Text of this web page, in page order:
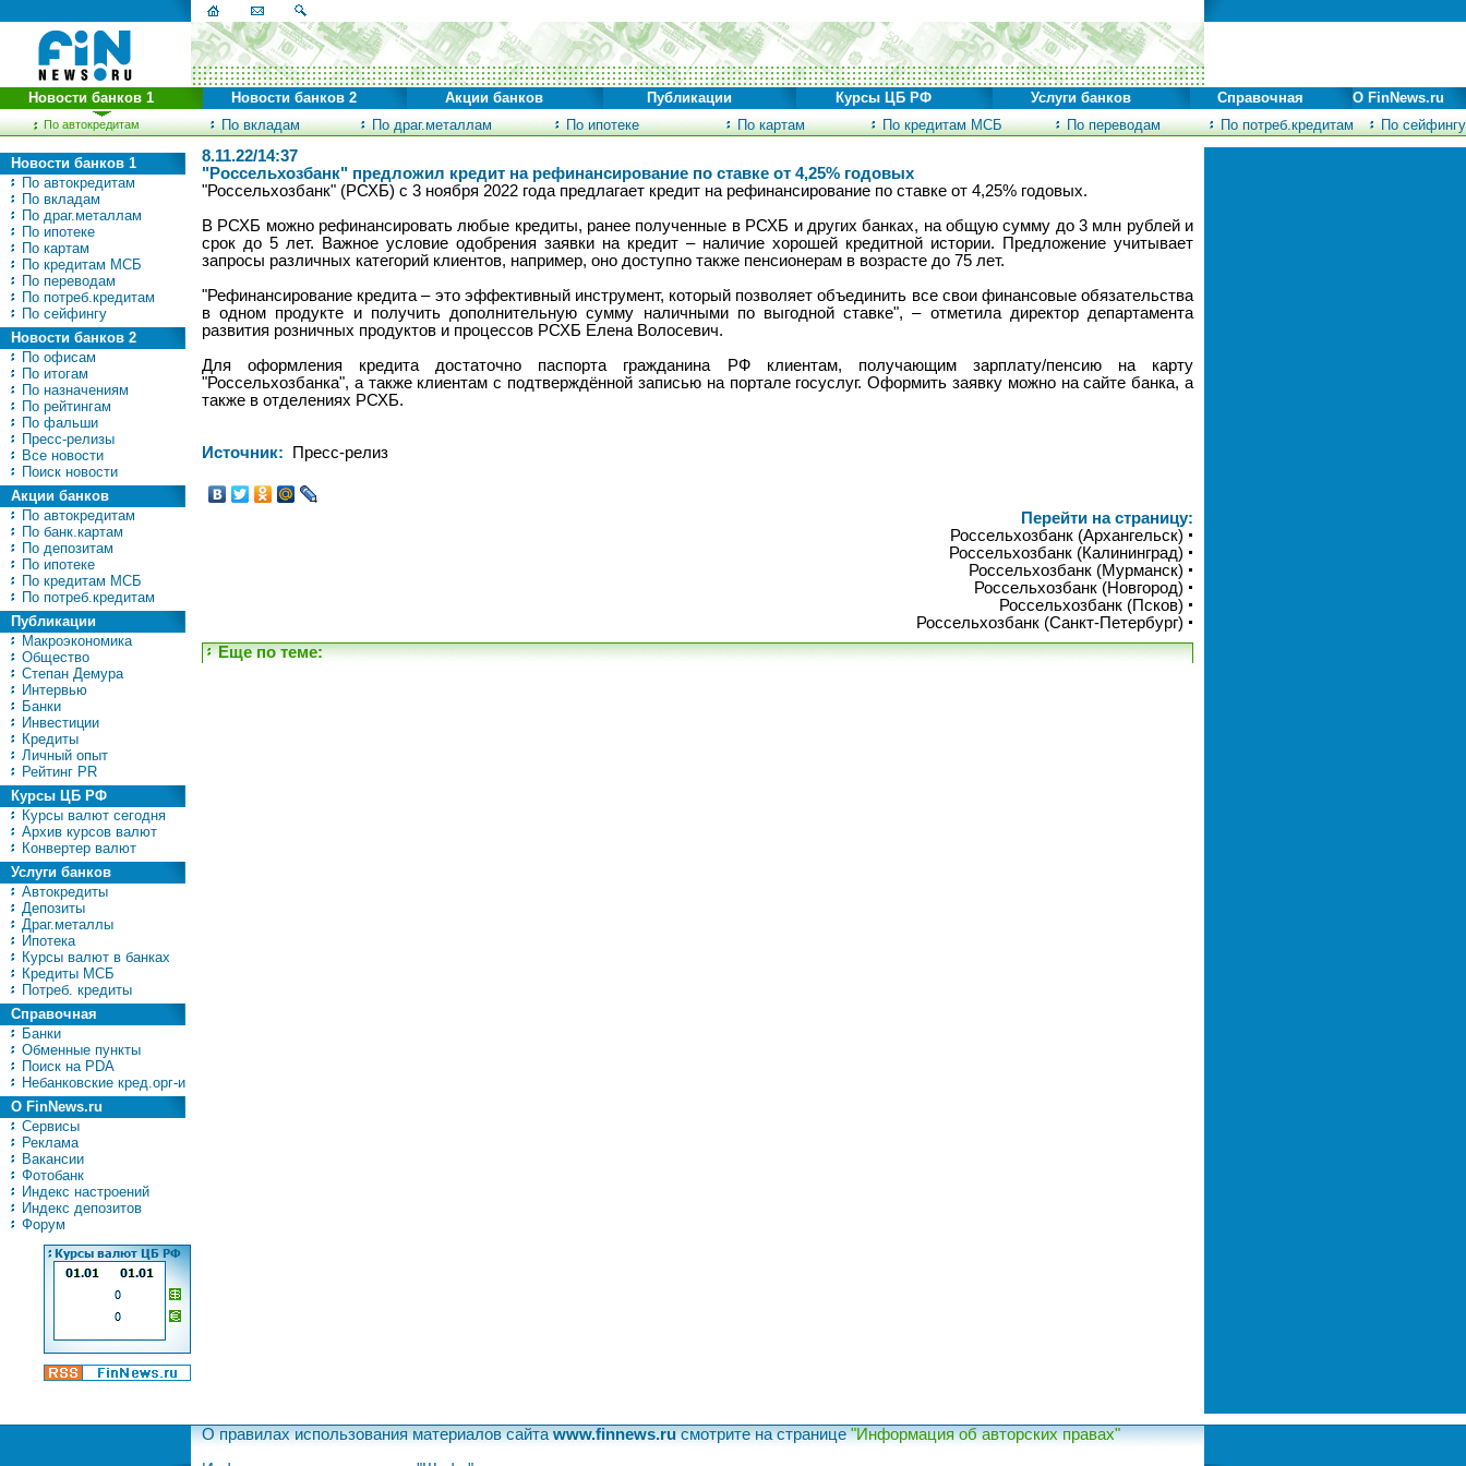
По автокредитам По вкладам По драг.металлам По ипотеке По картам По кредитам МСБ По переводам По потреб.кредитам По сейфингу
Новости банков 1 Новости банков 2 Акции банков Публикации Курсы ЦБ РФ Услуги банков Справочная О FinNews.ru
Новости банков 1
По автокредитам
По вкладам
По драг.металлам
По ипотеке
По картам
По кредитам МСБ
По переводам
По потреб.кредитам
По сейфингу
Новости банков 2
По офисам
По итогам
По назначениям
По рейтингам
По фальши
Пресс-релизы
Все новости
Поиск новости
Акции банков
По автокредитам
По банк.картам
По депозитам
По ипотеке
По кредитам МСБ
По потреб.кредитам
Публикации
Макроэкономика
Общество
Степан Демура
Интервью
Банки
Инвестиции
Кредиты
Личный опыт
Рейтинг PR
Курсы ЦБ РФ
Курсы валют сегодня
Архив курсов валют
Конвертер валют
Услуги банков
Автокредиты
Депозиты
Драг.металлы
Ипотека
Курсы валют в банках
Кредиты МСБ
Потреб. кредиты
Справочная
Банки
Обменные пункты
Поиск на PDA
Небанковские кред.орг-и
О FinNews.ru
Сервисы
Реклама
Вакансии
Фотобанк
Индекс настроений
Индекс депозитов
Форум
8.11.22/14:37
"Россельхозбанк" предложил кредит на рефинансирование по ставке от 4,25% годовых
"Россельхозбанк" (РСХБ) с 3 ноября 2022 года предлагает кредит на рефинансирование по ставке от 4,25% годовых.
В РСХБ можно рефинансировать любые кредиты, ранее полученные в РСХБ и других банках, на общую сумму до 3 млн рублей и
срок до 5 лет. Важное условие одобрения заявки на кредит – наличие хорошей кредитной истории. Предложение учитывает
запросы различных категорий клиентов, например, оно доступно также пенсионерам в возрасте до 75 лет.
"Рефинансирование кредита – это эффективный инструмент, который позволяет объединить все свои финансовые обязательства
в одном продукте и получить дополнительную сумму наличными по выгодной ставке", – отметила директор департамента
развития розничных продуктов и процессов РСХБ Елена Волосевич.
Для оформления кредита достаточно паспорта гражданина РФ клиентам, получающим зарплату/пенсию на карту
"Россельхозбанка", а также клиентам с подтверждённой записью на портале госуслуг. Оформить заявку можно на сайте банка, а
также в отделениях РСХБ.
Источник: Пресс-релиз
Перейти на страницу:
Россельхозбанк (Архангельск)
Россельхозбанк (Калининград)
Россельхозбанк (Мурманск)
Россельхозбанк (Новгород)
Россельхозбанк (Псков)
Россельхозбанк (Санкт-Петербург)
Еще по теме:
О правилах использования материалов сайтаwww.finnews.ruсмотрите на странице"Информация об авторских правах"